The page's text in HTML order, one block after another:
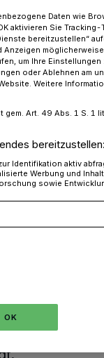
Daten wie
aktivieren Sie
bereitzustellen“
Anzeigen
um Ihre Einstellungen
oder Ablehnen am
Weitere
Art. 49 Abs. 1 S. 1
bereitzustellen:
Identifikation aktiv
Werbung und
sowie
OK